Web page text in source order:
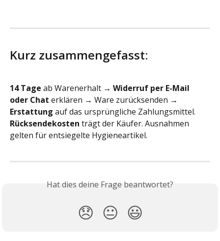
Kurz zusammengefasst:
14 Tage ab Warenerhalt → Widerruf per E-Mail
oder Chat erklären → Ware zurücksenden →
Erstattung auf das ursprüngliche Zahlungsmittel.
Rücksendekosten trägt der Käufer. Ausnahmen
gelten für entsiegelte Hygieneartikel.
Hat dies deine Frage beantwortet?
😞 😐 😃